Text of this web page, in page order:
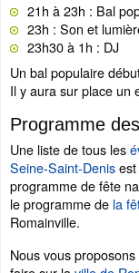
21h à 23h : Bal
23h : Son et
23h30 à 1h : DJ
Un bal populaire
Il y aura sur place un
Programme
Une liste de tous les
Seine-Saint-Denis
programme de fête
le programme de la
Romainville.
Nous vous